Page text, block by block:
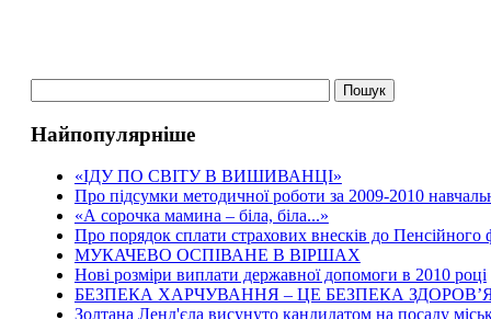
Найпопулярніше
«ІДУ ПО СВІТУ В ВИШИВАНЦІ»
Про підсумки методичної роботи за 2009-2010
«А сорочка мамина – біла, біла...»
Про порядок сплати страхових внесків до
МУКАЧЕВО ОСПІВАНЕ В ВІРШАХ
Нові розміри виплати державної допомоги в 2010 році
БЕЗПЕКА ХАРЧУВАННЯ – ЦЕ БЕЗПЕКА
Золтана Ленд'єла висунуто кандидатом на посаду